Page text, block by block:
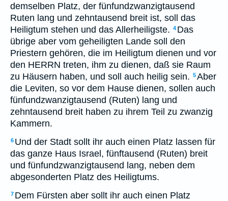
demselben Platz, der fünfundzwanzigtausend
Ruten lang und zehntausend breit ist, soll das
Heiligtum stehen und das Allerheiligste. 4 Das
übrige aber vom geheiligten Lande soll den
Priestern gehören, die im Heiligtum dienen und vor
den HERRN treten, ihm zu dienen, daß sie Raum
zu Häusern haben, und soll auch heilig sein. 5Aber
die Leviten, so vor dem Hause dienen, sollen auch
fünfundzwanzigtausend (Ruten) lang und
zehntausend breit haben zu ihrem Teil zu zwanzig
Kammern.
6 Und der Stadt sollt ihr auch einen Platz lassen für
das ganze Haus Israel, fünftausend (Ruten) breit
und fünfundzwanzigtausend lang, neben dem
abgesonderten Platz des Heiligtums.
7 Dem Fürsten aber sollt ihr auch einen Platz